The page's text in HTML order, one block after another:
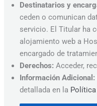
Destinatarios y
ceden o comunican
servicio. El Titular ha
alojamiento web a
encargado de
Derechos: Acceder,
Información Adicional:
detallada en la Política